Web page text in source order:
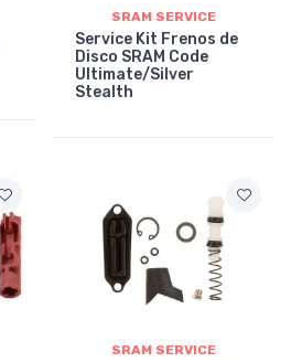
SRAM SERVICE
Service Kit Frenos de
Disco SRAM Code
Ultimate/Silver
Stealth
SRAM SERVICE